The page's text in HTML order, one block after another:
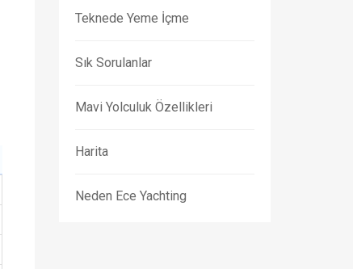
Teknede Yeme İçme
Sık Sorulanlar
Mavi Yolculuk Özellikleri
Harita
Neden Ece Yachting